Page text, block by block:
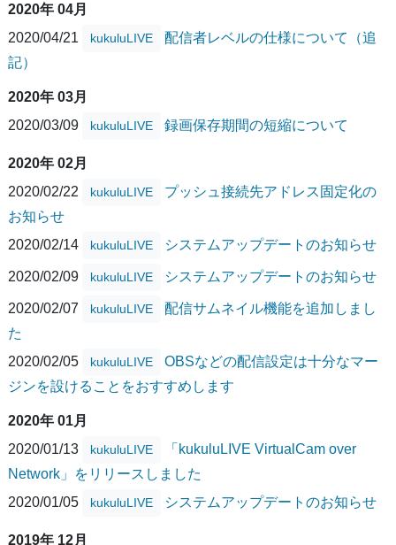
2020年 04月
2020/04/21
kukuluLIVE
配信者レベルの仕様について（追
記）
2020年 03月
2020/03/09
kukuluLIVE 録画保存期間の短縮について
2020年 02月
2020/02/22
kukuluLIVE
プッシュ接続先アドレス固定化の
お知らせ
2020/02/14
kukuluLIVE システムアップデートのお知らせ
2020/02/09 kukuluLIVE システムアップデートのお知らせ
2020/02/07 kukuluLIVE
配信サムネイル機能を追加しまし
た
2020/02/05
kukuluLIVE
OBSなどの配信設定は十分なマー
ジンを設けることをおすすめします
2020年 01月
2020/01/13
kukuluLIVE
「kukuluLIVE VirtualCam over
Network」をリリースしました
2020/01/05
kukuluLIVE システムアップデートのお知らせ
2019年 12月